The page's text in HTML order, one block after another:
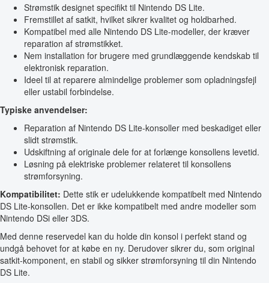
Strømstik designet specifikt til Nintendo DS Lite.
Fremstillet af satkit, hvilket sikrer kvalitet og holdbarhed.
Kompatibel med alle Nintendo DS Lite-modeller, der kræver
reparation af strømstikket.
Nem installation for brugere med grundlæggende kendskab til
elektronisk reparation.
Ideel til at reparere almindelige problemer som opladningsfejl
eller ustabil forbindelse.
Typiske anvendelser:
Reparation af Nintendo DS Lite-konsoller med beskadiget eller
slidt strømstik.
Udskiftning af originale dele for at forlænge konsollens levetid.
Løsning på elektriske problemer relateret til konsollens
strømforsyning.
Kompatibilitet: Dette stik er udelukkende kompatibelt med Nintendo
DS Lite-konsollen. Det er ikke kompatibelt med andre modeller som
Nintendo DSi eller 3DS.
Med denne reservedel kan du holde din konsol i perfekt stand og
undgå behovet for at købe en ny. Derudover sikrer du, som original
satkit-komponent, en stabil og sikker strømforsyning til din Nintendo
DS Lite.